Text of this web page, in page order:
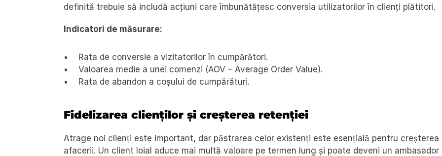
definită trebuie să includă acțiuni care îmbunătățesc conversia utilizatorilor în clienți plătitori.
Indicatori de măsurare:
Rata de conversie a vizitatorilor în cumpărători.
Valoarea medie a unei comenzi (AOV – Average Order Value).
Rata de abandon a coșului de cumpărături.
Fidelizarea clienților și creșterea retenției
Atrage noi clienți este important, dar păstrarea celor existenți este esențială pentru creșterea
afacerii. Un client loial aduce mai multă valoare pe termen lung și poate deveni un ambasador